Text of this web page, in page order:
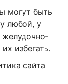
могут быть
любой, у
желудочно-
избегать.
сайта